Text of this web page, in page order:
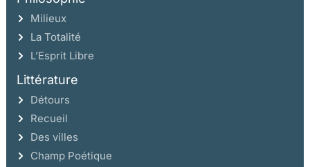
Milieux
La Totalité
L’Esprit Libre
Littérature
Détours
Recueil
Des villes
Champ Poétique